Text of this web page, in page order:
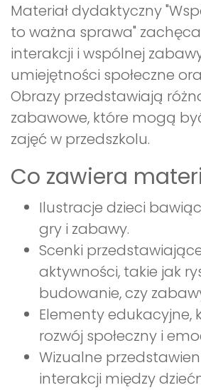
Materiał dydaktyczny
to ważna sprawa"
interakcji i wspólnej
umiejętności społeczne
Obrazy przedstawiają
zabawowe, które mogą
zajęć w przedszkolu.
Co zawiera
Ilustracje dzieci
gry i zabawy.
Scenki
aktywności, takie jak
budowanie, czy
Elementy edukacyjne,
rozwój społeczny i
Wizualne
interakcji między